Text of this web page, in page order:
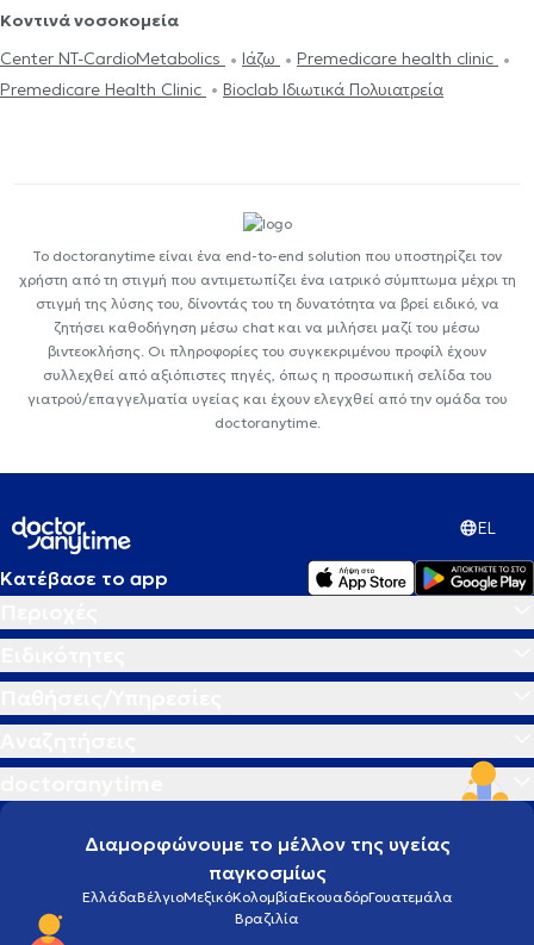
Κοντινά νοσοκομεία
Center NT-CardioMetabolics
Ιάζω
Premedicare health clinic
Premedicare Health Clinic
Bioclab Ιδιωτικά Πολυιατρεία
Το doctoranytime είναι ένα end-to-end solution που υποστηρίζει τον
χρήστη από τη στιγμή που αντιμετωπίζει ένα ιατρικό σύμπτωμα μέχρι τη
στιγμή της λύσης του, δίνοντάς του τη δυνατότητα να βρεί ειδικό, να
ζητήσει καθοδήγηση μέσω chat και να μιλήσει μαζί του μέσω
βιντεοκλήσης. Οι πληροφορίες του συγκεκριμένου προφίλ έχουν
συλλεχθεί από αξιόπιστες πηγές, όπως η προσωπική σελίδα του
γιατρού/επαγγελματία υγείας και έχουν ελεγχθεί από την ομάδα του
doctoranytime.
EL
Κατέβασε το app
Διαμορφώνουμε το μέλλον της υγείας
παγκοσμίως
ΕλλάδαΒέλγιοΜεξικόΚολομβίαΕκουαδόρΓουατεμάλα
Βραζιλία